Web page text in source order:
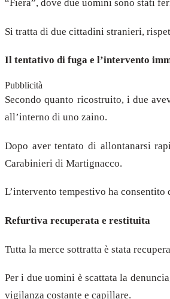
“Fiera”, dove due uomini sono stati
Si tratta di due cittadini stranieri,
Il tentativo di fuga e l’intervento
Pubblicità
Secondo quanto ricostruito, i due
all’interno di uno zaino.
Dopo aver tentato di allontanarsi
Carabinieri di Martignacco.
L’intervento tempestivo ha
Refurtiva recuperata e restituita
Tutta la merce sottratta è stata
Per i due uomini è scattata la
vigilanza costante e capillare.